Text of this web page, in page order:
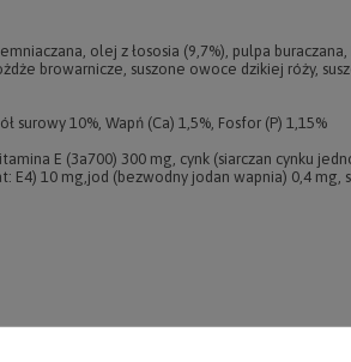
olej z łososia (9,7%), pulpa
browarnicze, suszone owoce dzikiej róży,
surowy 10%, Wapń (Ca) 1,5%, Fosfor (P) 1,15%
E (3a700) 300 mg, cynk (siarczan cynku
E4) 10 mg,jod (bezwodny jodan wapnia) 0,4